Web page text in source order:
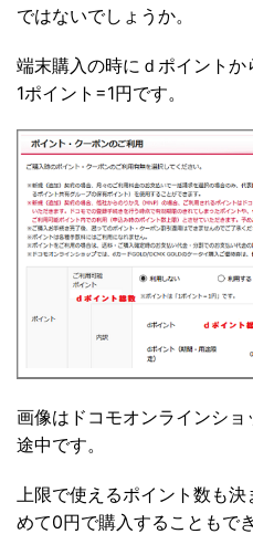
ではないでしょうか。
端末購入の時にｄポイントか
1ポイント=1円です。
画像はドコモオンラインシ
途中です。
上限で使えるポイント数も
めて0円で購入することもでき